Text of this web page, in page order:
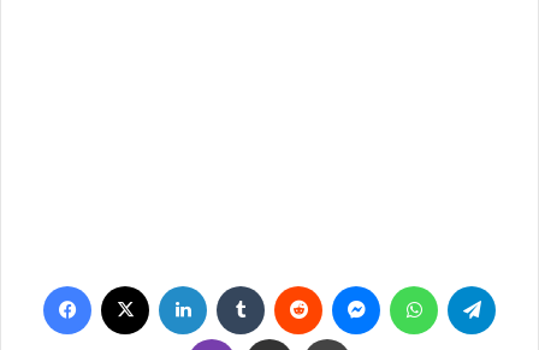
Facebook LinkedIn Tumblr Reddit MessengerWhatsApp
Viber Compartir por correo electrónicoImprimir